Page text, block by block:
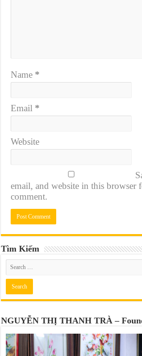
Name *
Email *
Website
email, and website in this browser
comment.
Tìm Kiếm
NGUYỄN THỊ THANH TRÀ –